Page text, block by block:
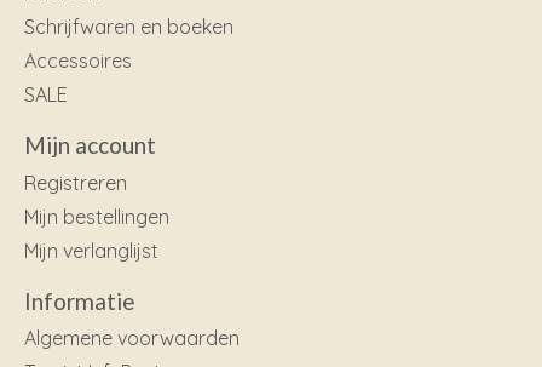
Schrijfwaren en boeken
Accessoires
SALE
Mijn account
Registreren
Mijn bestellingen
Mijn verlanglijst
Informatie
Algemene voorwaarden